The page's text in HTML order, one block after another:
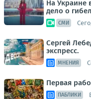
На Украине
дело о
СМИ
Сергей
экспресс.
МНЕНИЯ
Первая
ПАБЛИКИ